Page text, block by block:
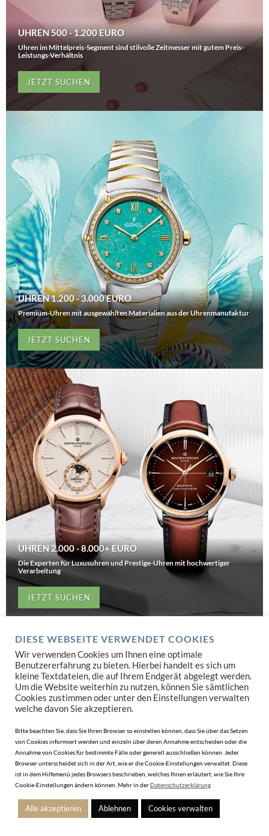
UHREN 500 - 1.200 EURO
Uhren im Mittelpreis-Segment sind stilvolle Zeitmesser mit gutem Preis-
Leistungs-Verhältnis
JETZT SUCHEN
UHREN 1.200 - 3.000 EURO
Premium-Uhren mit ausgewählten Materialien aus der Uhrenmanufaktur
JETZT SUCHEN
UHREN 2.000 - 8.000+ EURO
Die Experten für Luxusuhren und Prestige-Uhren mit hochwertiger
Verarbeitung
JETZT SUCHEN
UHRENFACHHANDELSMARKE "SWISS MADE"
DIESE WEBSEITE VERWENDET COOKIES
Wir verwenden Cookies um Ihnen eine optimale
Benutzererfahrung zu bieten. Hierbei handelt es sich um
kleine Textdateien, die auf Ihrem Endgerät abgelegt werden.
Um die Website weiterhin zu nutzen, können Sie sämtlichen
Cookies zustimmen oder unter den Einstellungen verwalten
welche davon Sie akzeptieren.
Bitte beachten Sie, dass Sie Ihren Browser so einstellen können, dass Sie über das Setzen
von Cookies informiert werden und einzeln über deren Annahme entscheiden oder die
Annahme von Cookies für bestimmte Fälle oder generell ausschließen können. Jeder
Browser unterscheidet sich in der Art, wie er die Cookie-Einstellungen verwaltet. Diese
ist in dem Hilfemenü jedes Browsers beschrieben, welches Ihnen erläutert, wie Sie Ihre
Cookie-Einstellungen ändern können. Mehr in derDatenschutzerklärung
Alle akzeptieren Ablehnen Cookies verwalten